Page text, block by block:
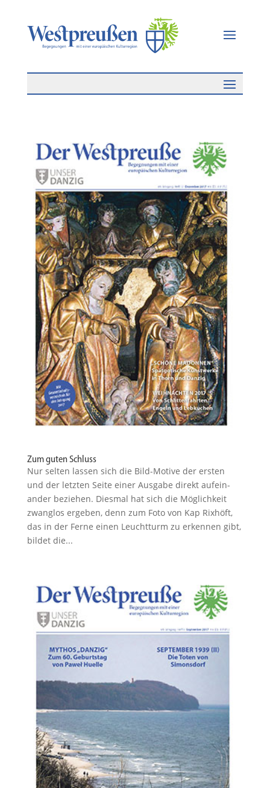
Zum guten Schluss
Nur selten lassen sich die Bild-Motive der ersten
und der letzten Seite einer Ausgabe direkt aufein­
ander beziehen. Diesmal hat sich die Möglichkeit
zwanglos ergeben, denn zum Foto von Kap Rixhöft,
das in der Ferne einen Leuchtturm zu erkennen gibt,
bildet die...